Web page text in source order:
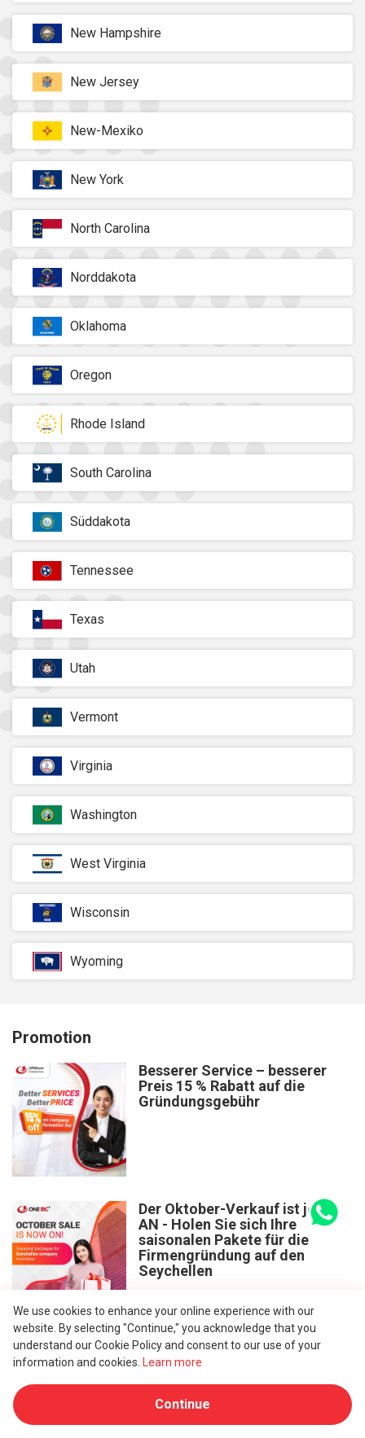
New Hampshire
New Jersey
New-Mexiko
New York
North Carolina
Norddakota
Oklahoma
Oregon
Rhode Island
South Carolina
Süddakota
Tennessee
Texas
Utah
Vermont
Virginia
Washington
West Virginia
Wisconsin
Wyoming
Promotion
Besserer Service – besserer
Preis 15 % Rabatt auf die
Gründungsgebühr
Der Oktober-Verkauf ist jetzt
AN - Holen Sie sich Ihre
saisonalen Pakete für die
Firmengründung auf den
Seychellen
Mehr sehen
We use cookies to enhance your online experience with our
website. By selecting "Continue," you acknowledge that you
understand our Cookie Policy and consent to our use of your
information and cookies.
Learn more
Continue